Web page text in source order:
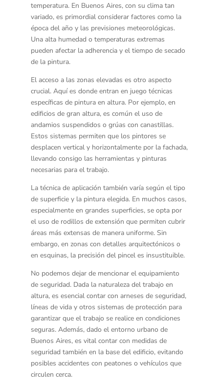
temperatura. En Buenos Aires, con su clima tan
variado, es primordial considerar factores como la
época del año y las previsiones meteorológicas.
Una alta humedad o temperaturas extremas
pueden afectar la adherencia y el tiempo de secado
de la pintura.
El acceso a las zonas elevadas es otro aspecto
crucial. Aquí es donde entran en juego técnicas
específicas de pintura en altura. Por ejemplo, en
edificios de gran altura, es común el uso de
andamios suspendidos o grúas con canastillas.
Estos sistemas permiten que los pintores se
desplacen vertical y horizontalmente por la fachada,
llevando consigo las herramientas y pinturas
necesarias para el trabajo.
La técnica de aplicación también varía según el tipo
de superficie y la pintura elegida. En muchos casos,
especialmente en grandes superficies, se opta por
el uso de rodillos de extensión que permiten cubrir
áreas más extensas de manera uniforme. Sin
embargo, en zonas con detalles arquitectónicos o
en esquinas, la precisión del pincel es insustituible.
No podemos dejar de mencionar el equipamiento
de seguridad. Dada la naturaleza del trabajo en
altura, es esencial contar con arneses de seguridad,
líneas de vida y otros sistemas de protección para
garantizar que el trabajo se realice en condiciones
seguras. Además, dado el entorno urbano de
Buenos Aires, es vital contar con medidas de
seguridad también en la base del edificio, evitando
posibles accidentes con peatones o vehículos que
circulen cerca.